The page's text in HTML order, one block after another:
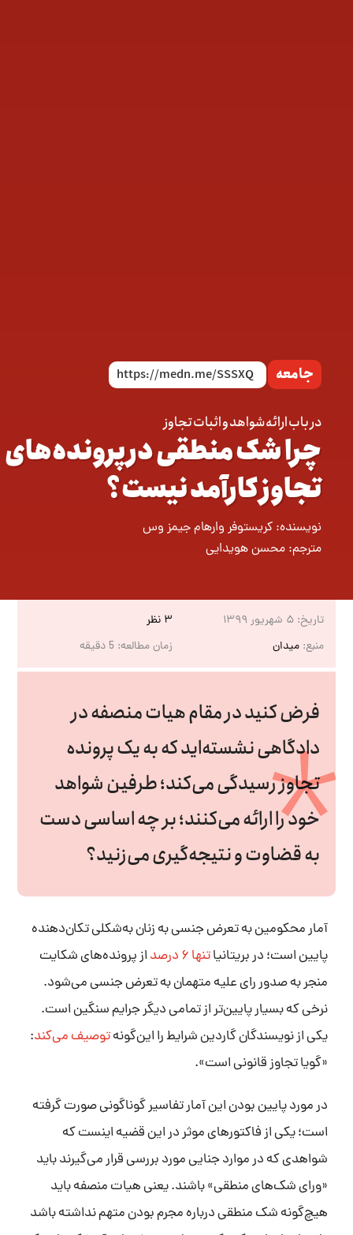
جامعه
در باب ارائه شواهد و اثبات تجاوز
چرا شک منطقی در پرونده‌های
تجاوز کارآمد نیست؟
نویسنده: کریستوفر وارهامجیمز وس
مترجم: محسن هویدایی
تاریخ: ۵ شهریور ۱۳۹۹
۳ نظر
منبع: میدان زمان مطالعه: 5 دقیقه
فرض کنید در مقام هیات منصفه در
دادگاهی نشسته‌اید که به یک پرونده
تجاوز رسیدگی می‌کند؛ طرفین شواهد
خود را ارائه می‌کنند؛ بر چه اساسی دست
به قضاوت و نتیجه‌گیری می‌زنید؟
آمار محکومین به تعرض جنسی به زنان به‌شکلی تکان‌دهنده
پایین است؛ در بریتانیاتنها ۶ درصد
از پرونده‌های شکایت
منجر به صدور رای علیه متهمان به تعرض جنسی می‌شود.
نرخی که بسیار پایین‌تر از تمامی دیگر جرایم سنگین است.
یکی از نویسندگان گاردین شرایط را این‌گونهتوصیف می‌کند:
«گویا تجاوز قانونی است».
در مورد پایین بودن این آمار تفاسیر گوناگونی صورت گرفته
است؛ یکی از فاکتورهای موثر در این قضیه اینست که
شواهدی که در موارد جنایی مورد بررسی قرار می‌گیرند باید
«ورای شک‌های منطقی» باشند. یعنی هیات منصفه باید
هیچ‌گونه شک منطقی درباره مجرم بودن متهم نداشته باشد